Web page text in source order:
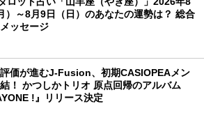
）～8月9日（日）のあなたの運勢は？ 総合
ッセージ
価が進むJ-Fusion、初期CASIOPEAメン
！ かつしかトリオ 原点回帰のアルバム
!』リリース決定